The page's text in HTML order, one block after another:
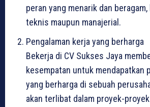
peran yang menarik dan
teknis maupun manajerial.
Pengalaman kerja yang berharga
Bekerja di CV Sukses Jaya
kesempatan untuk mendapatkan
yang berharga di sebuah
akan terlibat dalam proyek-